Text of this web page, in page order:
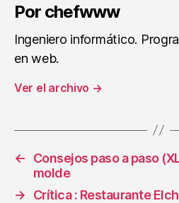
Por chefwww
Ingeniero informático.
en web.
Ver el archivo →
←
Consejos paso a paso
molde
→
Crítica : Restaurante